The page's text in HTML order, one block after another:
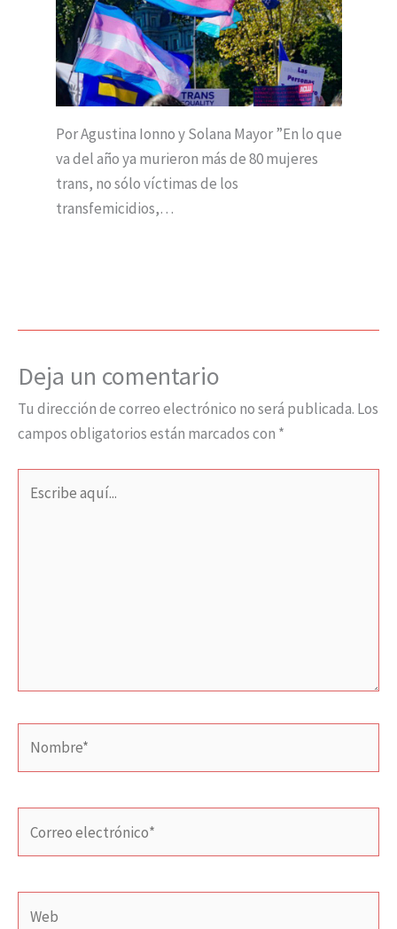
Por Agustina Ionno y Solana Mayor ”En lo que
va del año ya murieron más de 80 mujeres
trans, no sólo víctimas de los
transfemicidios,…
Deja un comentario
Tu dirección de correo electrónico no será publicada. Los
campos obligatorios están marcados con *
aquí...
electrónico*